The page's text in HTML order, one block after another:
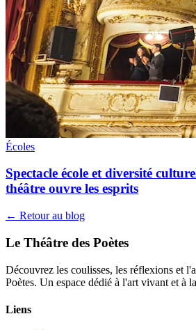
Écoles
Spectacle école et diversité
théâtre ouvre les esprits
← Retour au blog
Le Théâtre des Poètes
Découvrez les coulisses, les réflexions et
Poètes. Un espace dédié à l'art vivant et à
Liens